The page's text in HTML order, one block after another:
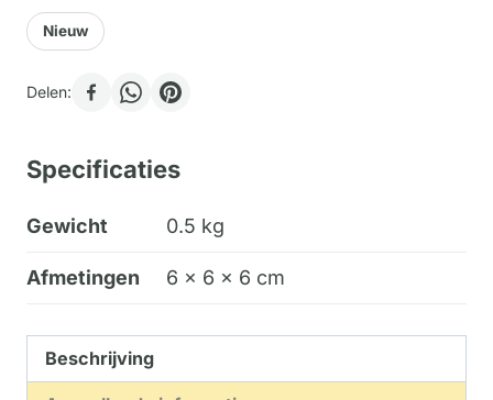
Nieuw
Delen:
Specificaties
Gewicht 0.5 kg
Afmetingen 6 × 6 × 6 cm
Beschrijving